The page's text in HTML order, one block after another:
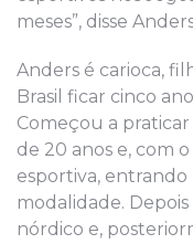
meses”, disse
Anders é carioca,
Brasil ficar cinco
Começou a
de 20 anos e, com
esportiva, entrando
modalidade.
nórdico e,